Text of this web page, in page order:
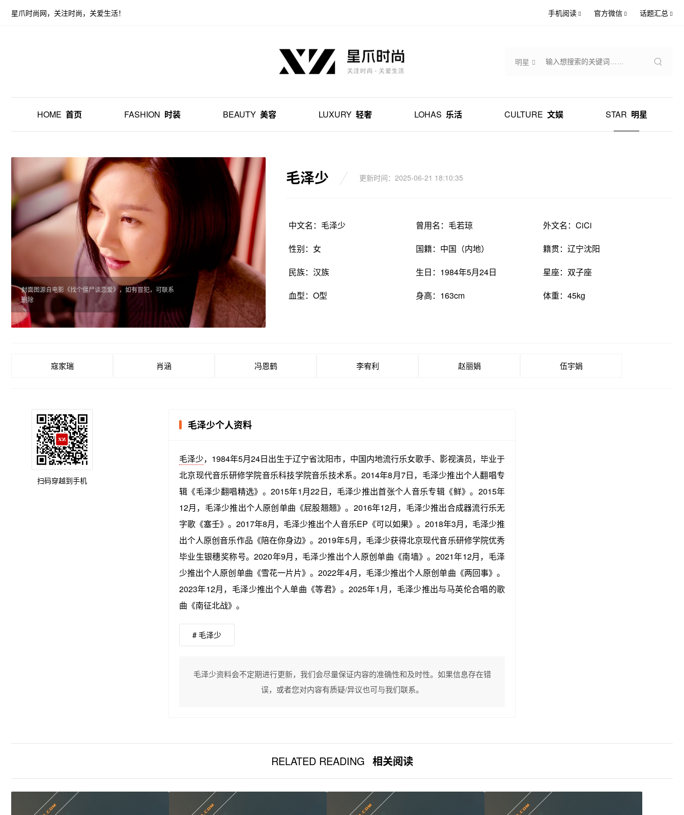
星爪时尚网，关注时尚，关爱生活！ 手机阅读 官方微信 话题汇总
明星
HOME 首页 FASHION 时装 BEAUTY 美容 LUXURY 轻奢 LOHAS 乐活 CULTURE 文娱 STAR 明星
封面图源自电影《找个僵尸谈恋爱》，如有冒犯，可联系
删除
毛泽少 更新时间：2025-06-21 18:10:35
中文名：毛泽少 曾用名：毛若琼
外文名：CiCi
性别：女
国籍：中国（内地）
籍贯：辽宁沈阳
民族：汉族
生日：1984年5月24日
星座：双子座
血型：O型
身高：163cm 体重：45kg
寇家瑞 肖涵 冯恩鹤 李宥利 赵丽娟 伍宇娟
毛泽少个人资料
毛泽少，1984年5月24日出生于辽宁省沈阳市，中国内地流行乐女歌手、影视演员，毕业于
北京现代音乐研修学院音乐科技学院音乐技术系。2014年8月7日，毛泽少推出个人翻唱专
辑《毛泽少翻唱精选》。2015年1月22日，毛泽少推出首张个人音乐专辑《鲜》。2015年
12月，毛泽少推出个人原创单曲《屁股翘翘》。2016年12月，毛泽少推出合成器流行乐无
字歌《塞壬》。2017年8月，毛泽少推出个人音乐EP《可以如果》。2018年3月，毛泽少推
出个人原创音乐作品《陪在你身边》。2019年5月，毛泽少获得北京现代音乐研修学院优秀
毕业生银穗奖称号。2020年9月，毛泽少推出个人原创单曲《南墙》。2021年12月，毛泽
少推出个人原创单曲《雪花一片片》。2022年4月，毛泽少推出个人原创单曲《两回事》。
2023年12月，毛泽少推出个人单曲《等君》。2025年1月，毛泽少推出与马英伦合唱的歌
曲《南征北战》。
# 毛泽少
毛泽少资料会不定期进行更新，我们会尽量保证内容的准确性和及时性。如果信息存在错
误，或者您对内容有质疑/异议也可与我们联系。
扫码穿越到手机
RELATED READING 相关阅读